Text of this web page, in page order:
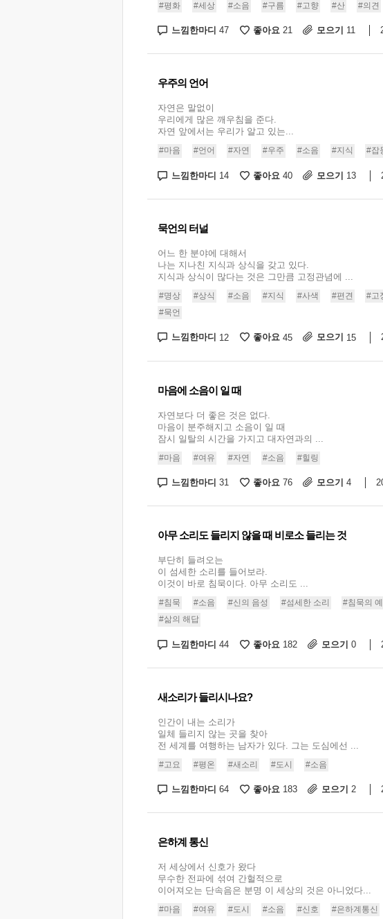
#평화 #세상 #소음 #구름 #고향 #산 #의견
느낌한마디 47 좋아요 21 모으기 11
우주의 언어
자연은 말없이
우리에게 많은 깨우침을 준다.
자연 앞에서는 우리가 알고 있는...
#마음 #언어 #자연 #우주 #소음 #지식 #잡
느낌한마디 14 좋아요 40 모으기 13
묵언의 터널
어느 한 분야에 대해서
나는 지나친 지식과 상식을 갖고 있다.
지식과 상식이 많다는 것은 그만큼 고정관념에 ...
#명상 #상식 #소음 #지식 #사색 #편견 #고
#묵언
느낌한마디 12 좋아요 45 모으기 15
마음에 소음이 일 때
자연보다 더 좋은 것은 없다.
마음이 분주해지고 소음이 일 때
잠시 일탈의 시간을 가지고 대자연과의 ...
#마음 #여유 #자연 #소음 #힐링
느낌한마디 31 좋아요 76 모으기 4
아무 소리도 들리지 않을 때 비로소 들리는 것
부단히 들려오는
이 섬세한 소리를 들어보라.
이것이 바로 침묵이다. 아무 소리도 ...
#침묵 #소음 #신의 음성 #섬세한 소리 #침묵의
#삶의 해답
느낌한마디 44 좋아요 182 모으기 0
새소리가 들리시나요?
인간이 내는 소리가
일체 들리지 않는 곳을 찾아
전 세계를 여행하는 남자가 있다. 그는 도심에선 ...
#고요 #평온 #새소리 #도시 #소음
느낌한마디 64 좋아요 183 모으기 2
은하계 통신
저 세상에서 신호가 왔다
무수한 전파에 섞여 간헐적으로
이어져오는 단속음은 분명 이 세상의 것은 아니었다...
#마음 #여유 #도시 #소음 #신호 #은하계통신